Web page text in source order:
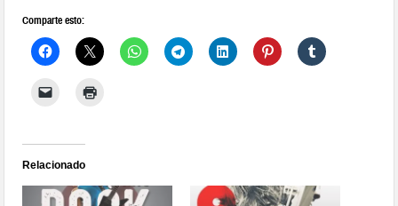
Comparte esto:
Relacionado